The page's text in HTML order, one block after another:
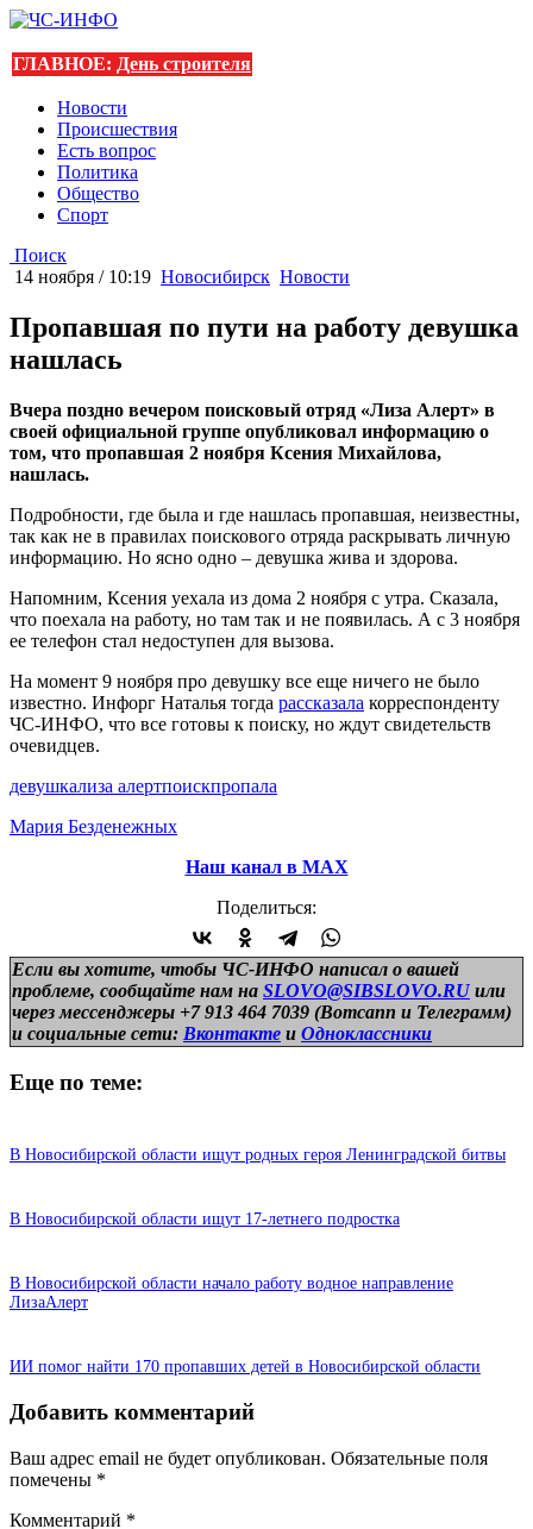
ГЛАВНОЕ: День строителя
Новости
Происшествия
Есть вопрос
Политика
Общество
Спорт
Поиск
14 ноября / 10:19 Новосибирск Новости
Пропавшая по пути на работу девушка
нашлась
Вчера поздно вечером поисковый отряд «Лиза Алерт» в
своей официальной группе опубликовал информацию о
том, что пропавшая 2 ноября Ксения Михайлова,
нашлась.
Подробности, где была и где нашлась пропавшая, неизвестны,
так как не в правилах поискового отряда раскрывать личную
информацию. Но ясно одно – девушка жива и здорова.
Напомним, Ксения уехала из дома 2 ноября с утра. Сказала,
что поехала на работу, но там так и не появилась. А с 3 ноября
ее телефон стал недоступен для вызова.
На момент 9 ноября про девушку все еще ничего не было
известно. Инфорг Наталья тогда рассказала корреспонденту
ЧС-ИНФО, что все готовы к поиску, но ждут свидетельств
очевидцев.
девушкализа алертпоискпропала
Мария Безденежных
Наш канал в МАХ
Поделиться:
Если вы хотите, чтобы ЧС-ИНФО написал о вашей
проблеме, сообщайте нам на SLOVO@SIBSLOVO.RU или
через мессенджеры +7 913 464 7039 (Вотсапп и Телеграмм)
и социальные сети: Вконтакте и Одноклассники
Еще по теме:
В Новосибирской области ищут родных героя Ленинградской битвы
В Новосибирской области ищут 17-летнего подростка
В Новосибирской области начало работу водное направление
ЛизаАлерт
ИИ помог найти 170 пропавших детей в Новосибирской области
Добавить комментарий
Ваш адрес email не будет опубликован. Обязательные поля
помечены *
Комментарий *